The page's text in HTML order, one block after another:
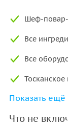
Шеф-повар-
Все
Все
Тосканское
Показать ещё
Что не